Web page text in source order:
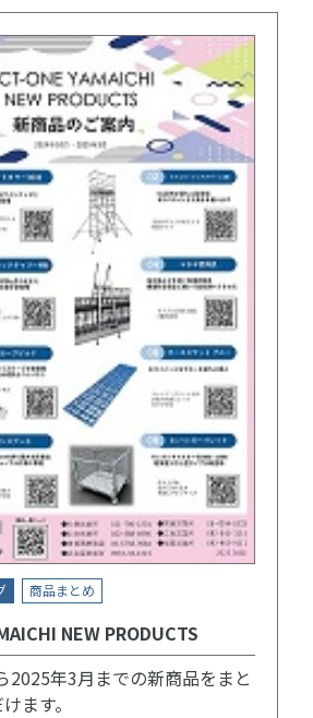
商品まとめ
NEW PRODUCTS
2025年3月までの新商品をまと
ます。